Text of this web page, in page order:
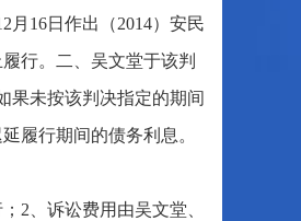
月16日作出（2014）安民
行。二、吴文堂于该判
果未按该判决指定的期间
履行期间的债务利息。
2、诉讼费用由吴文堂、